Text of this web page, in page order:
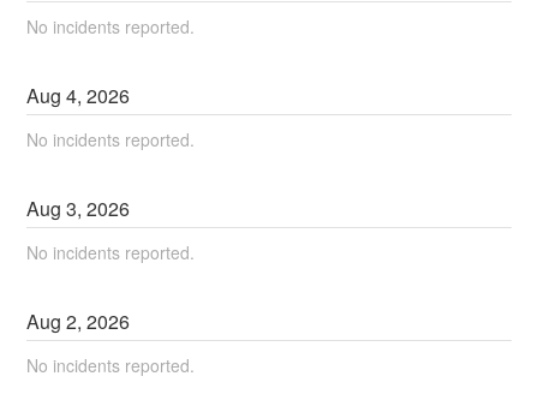
No incidents reported.
Aug4,2026
No incidents reported.
Aug3,2026
No incidents reported.
Aug2,2026
No incidents reported.